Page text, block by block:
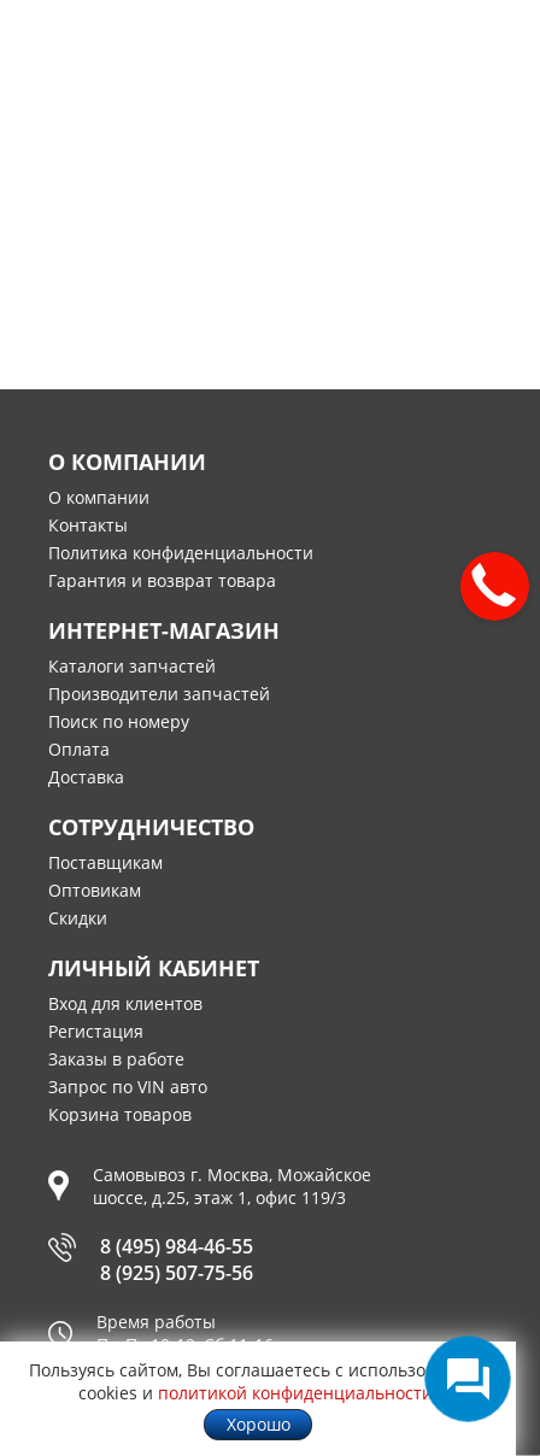
О КОМПАНИИ
О компании
Контакты
Политика конфиденциальности
Гарантия и возврат товара
ИНТЕРНЕТ-МАГАЗИН
Каталоги запчастей
Производители запчастей
Поиск по номеру
Оплата
Доставка
СОТРУДНИЧЕСТВО
Поставщикам
Оптовикам
Скидки
ЛИЧНЫЙ КАБИНЕТ
Вход для клиентов
Регистация
Заказы в работе
Запрос по VIN авто
Корзина товаров
Самовывоз г. Москва, Можайское
шоссе, д.25, этаж 1, офис 119/3
8 (495) 984-46-55
8 (925) 507-75-56
Время работы
Пн-Пт 10-19, Сб 11-16
Принимаем к оплате
Пользуясь сайтом, Вы соглашаетесь с использованием
cookies и политикой конфиденциальности
Хорошо